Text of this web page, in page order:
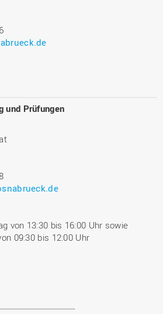
und Prüfungen
von 13:30 bis 16:00 Uhr sowie
09:30 bis 12:00 Uhr